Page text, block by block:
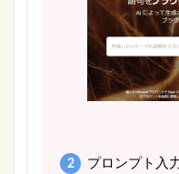
プロンプト入